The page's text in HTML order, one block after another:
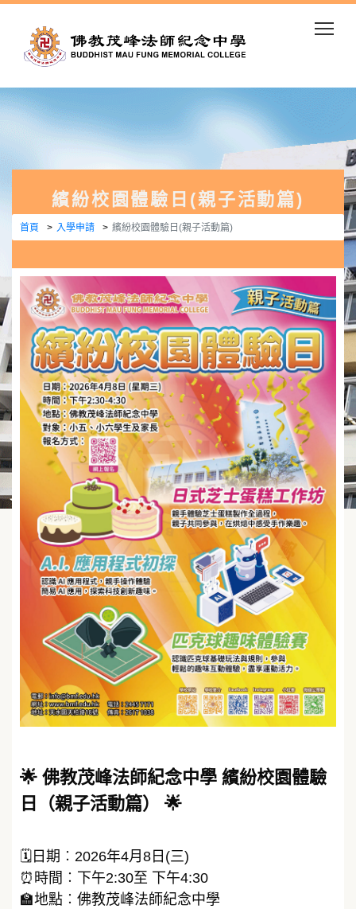
繽紛校園體驗日(親子活動篇)
首頁 入學申請 繽紛校園體驗日(親子活動篇)
🌟 佛教茂峰法師紀念中學 繽紛校園體驗
日（親子活動篇） 🌟
🗓日期︰2026年4月8日(三)
⏰時間︰下午2:30至 下午4:30
🏫地點︰佛教茂峰法師紀念中學